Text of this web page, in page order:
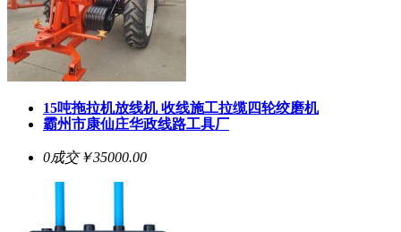
15吨拖拉机放线机 收线施工拉缆四轮绞磨机
霸州市康仙庄华政线路工具厂
0成交￥35000.00